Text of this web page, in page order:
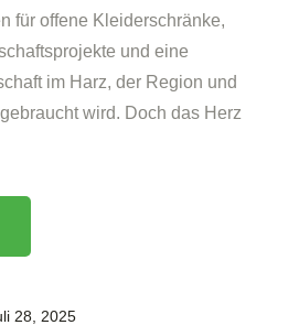
für offene Kleiderschränke,
und eine
im Harz, der Region und
wird. Doch das Herz
28, 2025